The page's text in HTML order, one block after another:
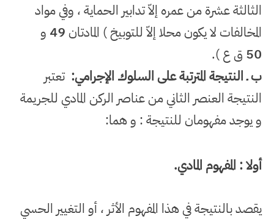
الثالثة عشرة من عمره إلاّ تدابير الحماية ، وفي مواد
المخالفات لا يكون محلا إلاّ للتوبيخ( المادتان 49 و
50 ق ع)
.
ب ـ النتيجة المترتبة على السلوك الإجرامي: تعتبر
النتيجة العنصر الثاني من عناصر الركن المادي للجريمة
و يوجد مفهومان للنتيجة : و هما:
أولا : المفهوم المادي.
يقصد بالنتيجة في هذا المفهوم الأثر ، أو التغيير الحسي